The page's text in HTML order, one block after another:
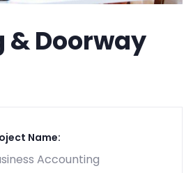
Doorway
Name:
Accounting